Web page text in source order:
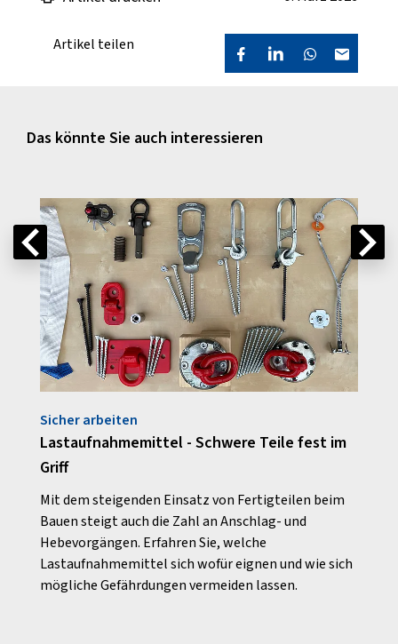
Artikel teilen
Das könnte Sie auch interessieren
Sicher arbeiten
Lastaufnahmemittel - Schwere Teile fest im
Griff
Mit dem steigenden Einsatz von Fertigteilen beim
Bauen steigt auch die Zahl an Anschlag- und
Hebevorgängen. Erfahren Sie, welche
Lastaufnahmemittel sich wofür eignen und wie sich
mögliche Gefährdungen vermeiden lassen.